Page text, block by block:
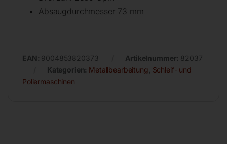
Absaugdurchmesser 73 mm
EAN: 9004853820373 Artikelnummer: 82037
Kategorien: Metallbearbeitung Schleif- und
Poliermaschinen